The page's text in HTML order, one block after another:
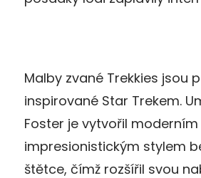
Malby zvané Trekkies jsou
inspirované Star Trekem.
Foster je vytvořil moderním
impresionistickým stylem
štětce, čímž rozšířil svou